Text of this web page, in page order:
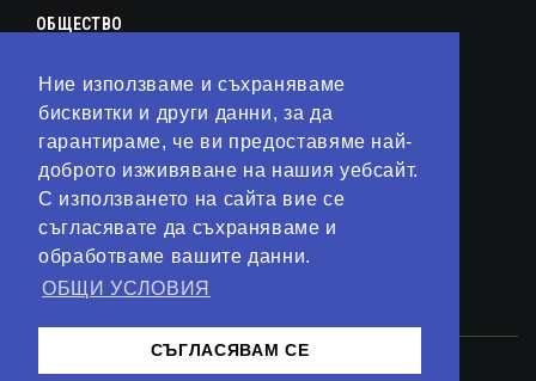
Ние използваме и съхраняваме
бисквитки и други данни, за да
гарантираме, че ви предоставяме най-
доброто изживяване на нашия уебсайт.
С използването на сайта вие се
съгласявате да съхраняваме и
обработваме вашите данни.
ОБЩИ УСЛОВИЯ
СЪГЛАСЯВАМ СЕ
ОБЩЕСТВО
КУЛТУРА
ЛАЙФСТАЙЛ
ТЕХНОЛОГИИ
АНАЛИЗИ
СВЯТ
© 2023 – Сайт отKirov Invest Group